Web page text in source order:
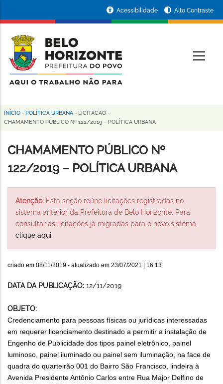
conteúdo
principal
da
Prefeitura
de
Horizonte
Acessibilidade Alto Contraste
Trilha
navegação
INÍCIO - POLÍTICA URBANA - LICITACAO -
CHAMAMENTO PÚBLICO Nº 122/2019 – POLÍTICA URBANA
CHAMAMENTO PÚBLICO Nº
122/2019 – POLÍTICA URBANA
Atenção: Esta seção reúne licitações registradas no
sistema anterior da Prefeitura de Belo Horizonte. Para
consultar as licitações já migradas para o novo sistema,
clique aqui.
criado em 08/11/2019 - atualizado em 23/07/2021 | 16:13
DATA DA PUBLICAÇÃO: 12/11/2019
OBJETO:
Credenciamento para pessoas físicas ou jurídicas interessadas
em requerer licenciamento destinado a permitir a instalação de
Engenho de Publicidade dos tipos painel eletrônico, painel
luminoso, painel iluminado ou painel sem iluminação, na face de
quadra do quarteirão 001 do Bairro São Francisco, lindeira à
Avenida Presidente Antônio Carlos entre Rua Major Delfino de